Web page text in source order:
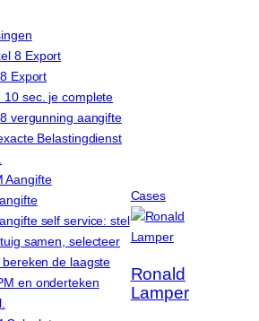
Export
10 sec. je complete
vergunning aangifte
Belastingdienst
self service: stel
samen, selecteer
bereken de laagste
en onderteken
Cases
Ronald
Lamper